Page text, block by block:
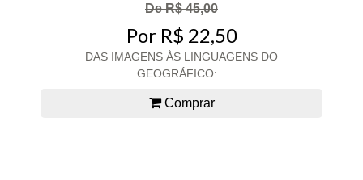
De R$ 45,00
Por R$ 22,50
DAS IMAGENS ÀS LINGUAGENS DO
GEOGRÁFICO:...
Comprar